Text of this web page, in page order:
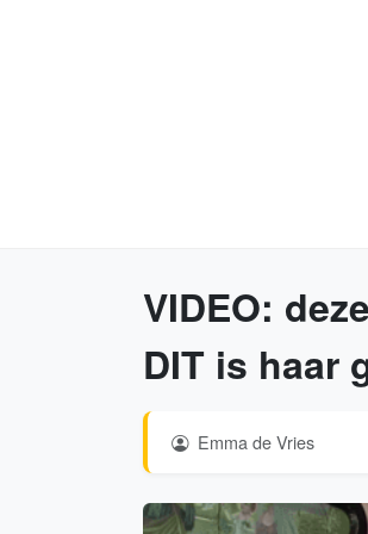
VIDEO:
DIT is haar
Emma de Vries